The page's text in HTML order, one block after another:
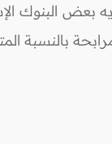
البنوك
بالنسبة